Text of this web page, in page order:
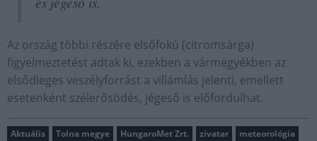
Az ország többi részére elsőfokú (citromsárga)
figyelmeztetést adtak ki, ezekben a vármegyékben az
elsődleges veszélyforrást a villámlás jelenti, emellett
esetenként szélerősödés, jégeső is előfordulhat.
Aktuális Tolna megye HungaroMet Zrt. zivatar meteorológia